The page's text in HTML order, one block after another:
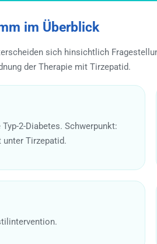
im Überblick
sich hinsichtlich
der Therapie mit Tirzepatid.
2-Diabetes. Schwerpunkt:
Tirzepatid.